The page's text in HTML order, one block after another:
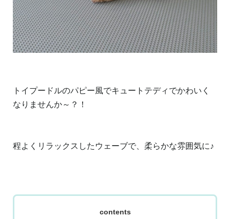
トイプードルのパピー風でキュートテディでかわいく
なりませんか～？！
程よくリラックスしたウェーブで、柔らかな雰囲気に♪
contents